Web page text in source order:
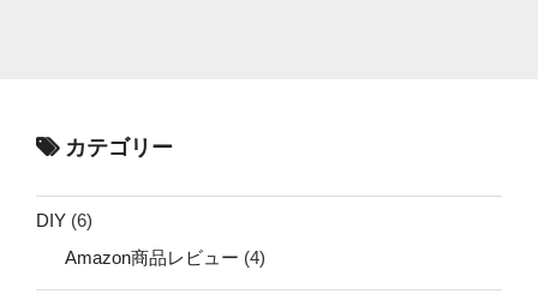
カテゴリー
DIY (6)
Amazon商品レビュー (4)